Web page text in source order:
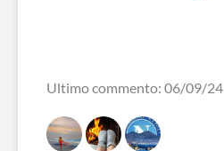
Ultimo commento: 06/09/24